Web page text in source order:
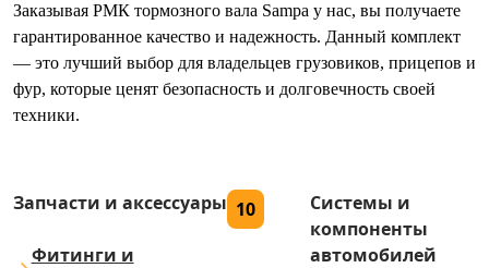
Заказывая РМК тормозного вала Sampa у нас, вы получаете
гарантированное качество и надежность. Данный комплект
— это лучший выбор для владельцев грузовиков, прицепов и
фур, которые ценят безопасность и долговечность своей
техники.
Запчасти и аксессуары 10
Фитинги и
Системы и
компоненты
автомобилей